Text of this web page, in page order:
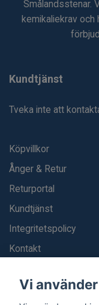
Smålandsstenar.
kemikaliekrav och
Kundtjänst
Tveka inte att
Köpvillkor
Ånger & Retur
Returportal
Kundtjänst
Integritetspolicy
Kontakt
Vi